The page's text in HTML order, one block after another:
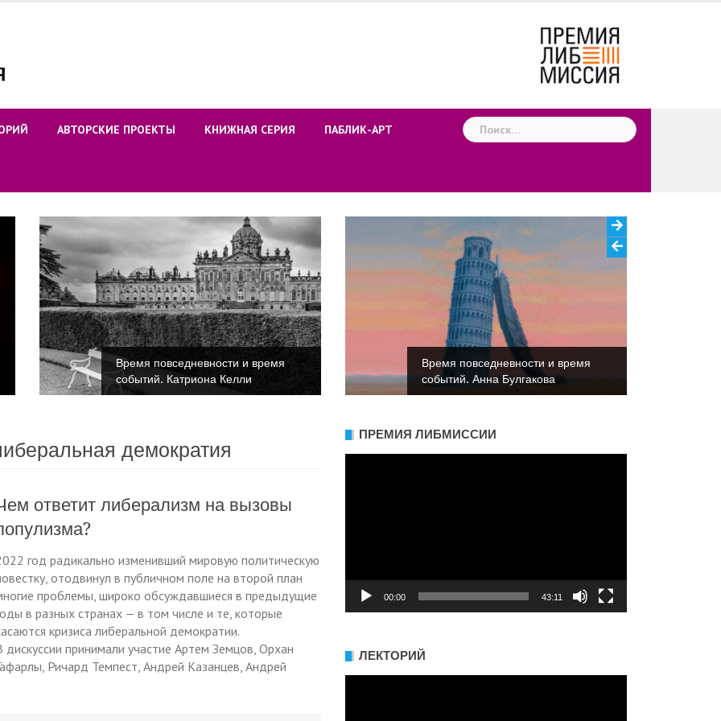
АВТОРСКИЕ ПРОЕКТЫ КНИЖНАЯ СЕРИЯ ПАБЛИК-АРТ Найти:
Время повседневности и время
событий. Анна Булгакова
Время повседневности и время
событий. Константин Пахалюк
демократия
ответит либерализм на вызовы
год радикально изменивший мировую политическую
отодвинул в публичном поле на второй план
проблемы, широко обсуждавшиеся в предыдущие
в разных странах — в том числе и те, которые
кризиса либеральной демократии.
дискуссии принимали участие Артем Земцов, Орхан
Ричард Темпест, Андрей Казанцев, Андрей
ПРЕМИЯ ЛИБМИССИИ
00:00 43:11
ЛЕКТОРИЙ